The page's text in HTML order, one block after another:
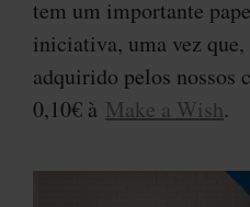
tem um importante
iniciativa, uma vez
adquirido pelos nossos
0,10€ à Make a Wish.